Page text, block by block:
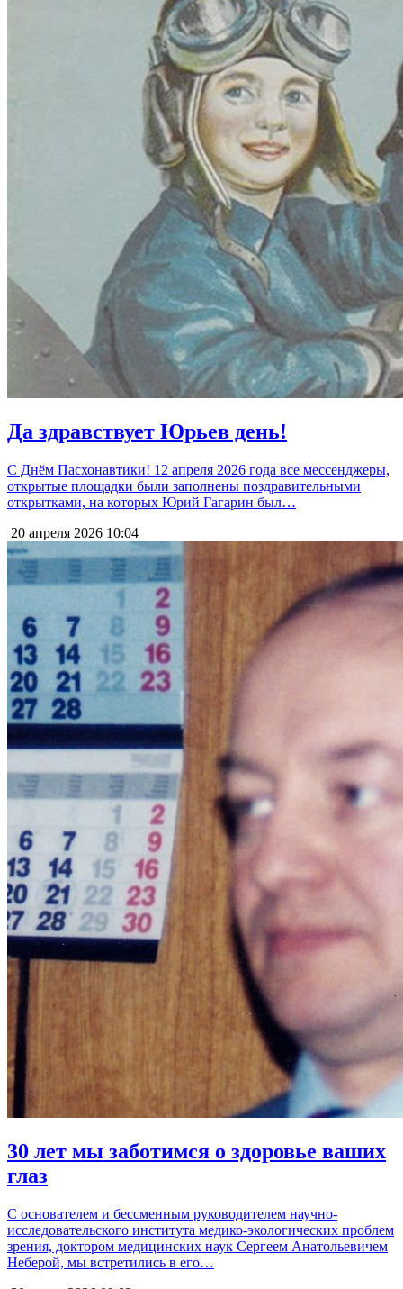
Да здравствует Юрьев день!
С Днём Пасхонавтики! 12 апреля 2026 года все мессенджеры,
открытые площадки были заполнены поздравительными
открытками, на которых Юрий Гагарин был…
20 апреля 2026 10:04
30 лет мы заботимся о здоровье ваших
глаз
С основателем и бессменным руководителем научно-
исследовательского института медико-экологических проблем
зрения, доктором медицинских наук Сергеем Анатольевичем
Неберой, мы встретились в его…